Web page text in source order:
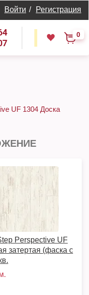
Войти / Регистрация
0
UF 1304 Доска
Perspective UF
затертая (фаска с